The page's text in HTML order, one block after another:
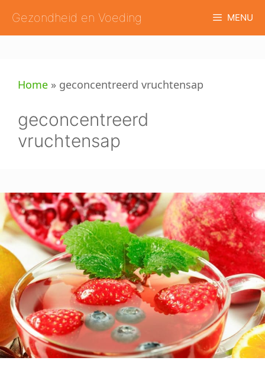
naar
de
Gezondheid en Voeding MENU
Home » geconcentreerd vruchtensap
geconcentreerd
vruchtensap